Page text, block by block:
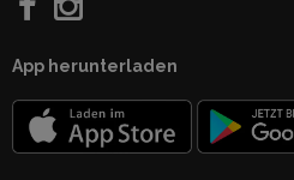
App herunterladen